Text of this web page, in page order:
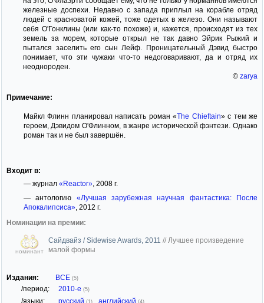
железные доспехи. Недавно с запада приплыл на корабле отряд
людей с красноватой кожей, тоже одетых в железо. Они называют
себя О'Гонклины (или как-то похоже) и, кажется, происходят из тех
земель за морем, которые открыл не так давно Эйрик Рыжий и
пытался заселить его сын Лейф. Проницательный Дэвид быстро
понимает, что эти чужаки что-то недоговаривают, да и отряд их
неоднороден.
© zarya
Примечание:
Майкл Флинн планировал написать роман «The Chieftain» с тем же
героем, Дэвидом О'Флинном, в жанре исторической фэнтези. Однако
роман так и не был завершён.
Входит в:
— журнал «Reactor», 2008 г.
— антологию «Лучшая зарубежная научная фантастика: После
Апокалипсиса», 2012 г.
Номинации на премии:
номинант
Сайдвайз / Sidewise Awards, 2011 // Лучшее произведение
малой формы
Издания: ВСЕ (5)
/период: 2010-е (5)
/языки: русский (1) английский (4)